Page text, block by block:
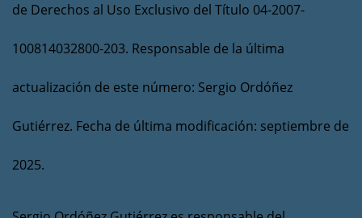
de Derechos al Uso Exclusivo del Título 04-2007-
100814032800-203. Responsable de la última
actualización de este número: Sergio Ordóñez
Gutiérrez. Fecha de última modificación: septiembre de
2025.